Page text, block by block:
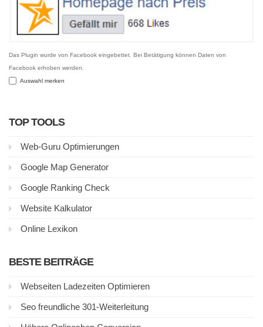
Das Plugin wurde von Facebook eingebettet. Bei Betätigung können Daten von
Facebook erhoben werden.
Auswahl merken
TOP TOOLS
Web-Guru Optimierungen
Google Map Generator
Google Ranking Check
Website Kalkulator
Online Lexikon
BESTE BEITRÄGE
Webseiten Ladezeiten Optimieren
Seo freundliche 301-Weiterleitung